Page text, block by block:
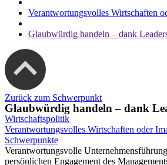
Verantwortungsvolles Wirtschaften
Glaubwürdig handeln – dank
Zurück zum Schwerpunkt
Glaubwürdig handeln – dank
Wirtschaftspolitik
Verantwortungsvolles Wirtschaften oder
Schwerpunkte
Verantwortungsvolle
persönlichen Engagement des